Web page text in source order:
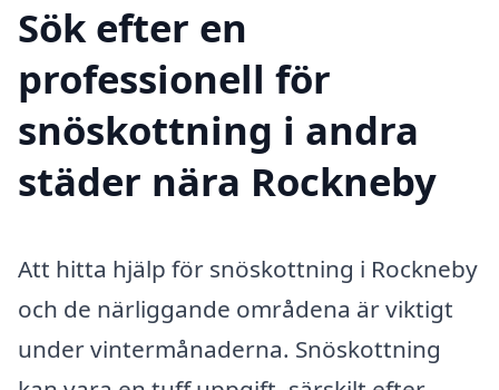
Sök efter en
professionell för
snöskottning i andra
städer nära Rockneby
Att hitta hjälp för snöskottning i Rockneby
och de närliggande områdena är viktigt
under vintermånaderna. Snöskottning